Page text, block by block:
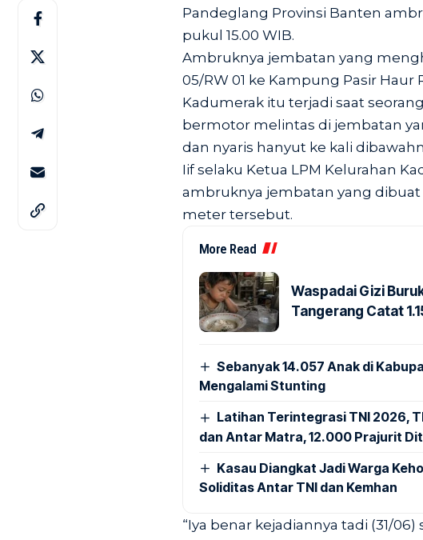
Pandeglang Provinsi Banten
pukul 15.00 WIB.
Ambruknya jembatan yang
05/RW 01 ke Kampung Pasir Haur
Kadumerak itu terjadi saat
bermotor melintas di jembatan
dan nyaris hanyut ke kali
Iif selaku Ketua LPM Kelurahan
ambruknya jembatan yang
meter tersebut.
More Read
Waspadai Gizi
Tangerang Catat
Sebanyak 14.057 Anak di
Mengalami Stunting
Latihan Terintegrasi TNI 2026,
dan Antar Matra, 12.000 Prajurit
Kasau Diangkat Jadi Warga
Soliditas Antar TNI dan Kemhan
“Iya benar kejadiannya tadi (31/